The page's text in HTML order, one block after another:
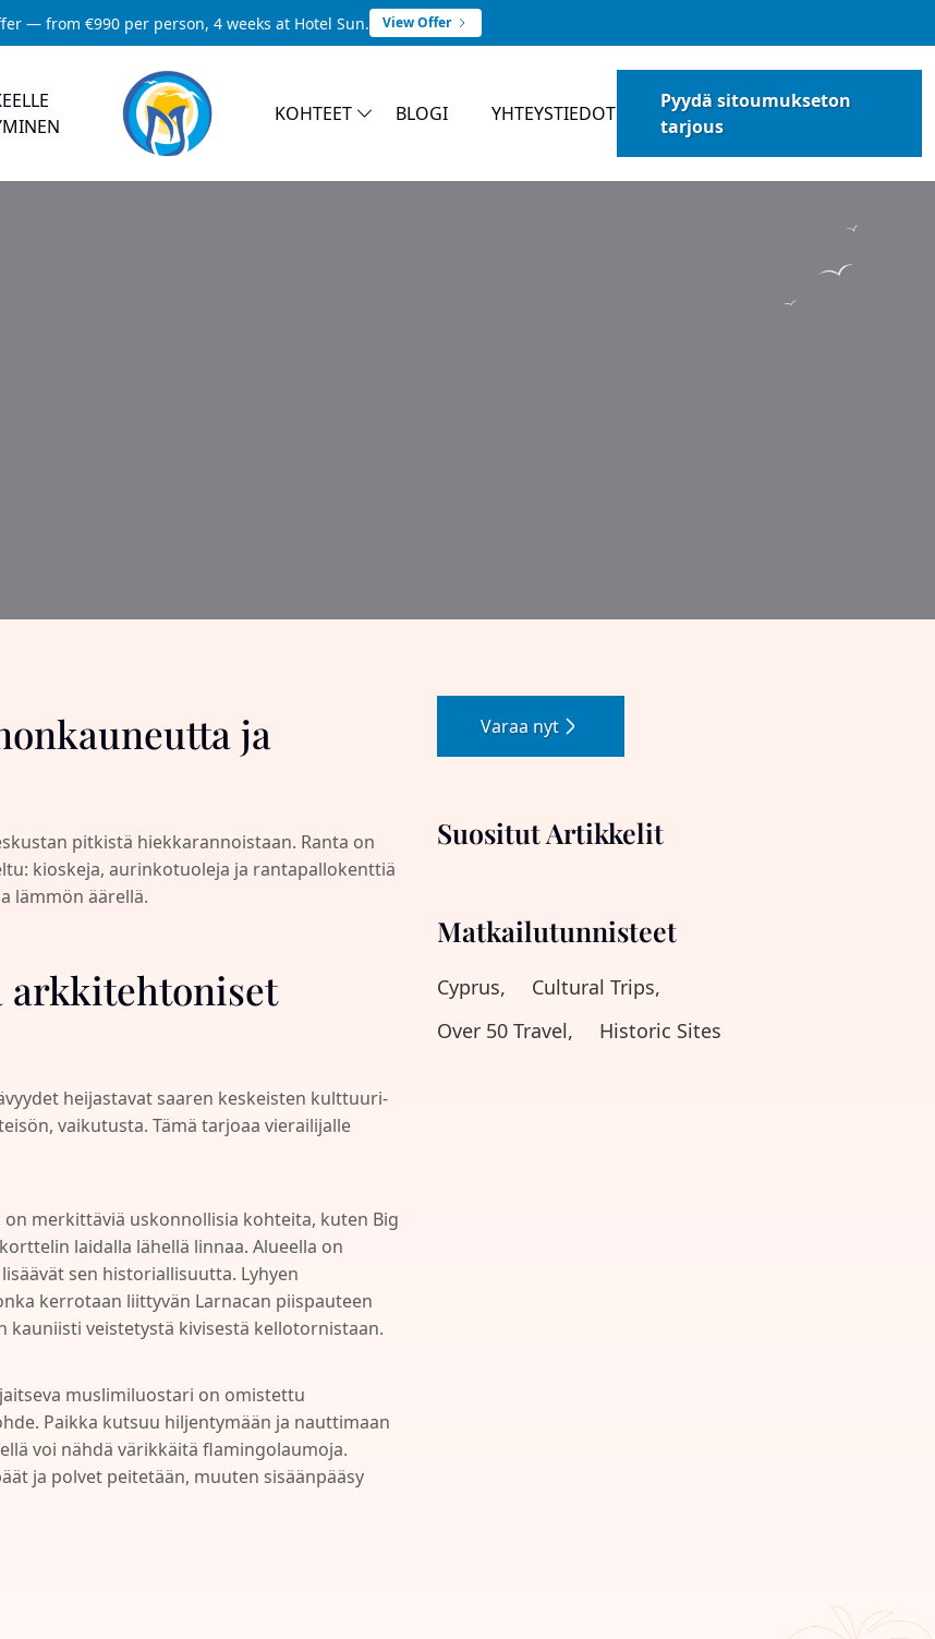
— from €990 per person, 4 weeks at Hotel Sun. View Offer
KOHTEET BLOGI YHTEYSTIEDOT
Pyydä sitoumukseton
tarjous
ja
pitkistä hiekkarannoistaan. Ranta on
kioskeja, aurinkotuoleja ja rantapallokenttiä
lämmön äärellä.
heijastavat saaren keskeisten kulttuuri-
vaikutusta. Tämä tarjoaa vierailijalle
on merkittäviä uskonnollisia kohteita, kuten Big
laidalla lähellä linnaa. Alueella on
sen historiallisuutta. Lyhyen
kerrotaan liittyvän Larnacan piispauteen
kauniisti veistetystä kivisestä kellotornistaan.
muslimiluostari on omistettu
Paikka kutsuu hiljentymään ja nauttimaan
voi nähdä värikkäitä flamingolaumoja.
ja polvet peitetään, muuten sisäänpääsy
Varaa nyt
Suositut Artikkelit
Matkailutunnisteet
Cyprus,
Cultural Trips,
Over 50 Travel,
Historic Sites